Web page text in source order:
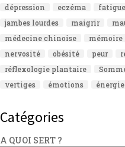
dépression
eczéma fatigue
jambes lourdes
maigrir
médecine chinoise
mémoire
nervosité
obésité peur
réflexologie plantaire
vertiges
émotions énergie
Catégories
A QUOI SERT ?